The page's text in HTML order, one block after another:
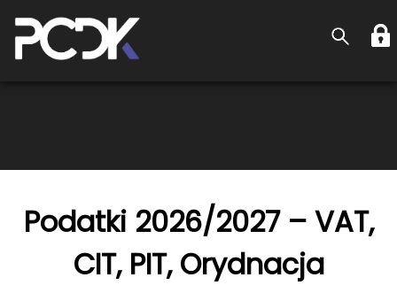
Podatki 2026/2027 – VAT,
CIT, PIT, Orydnacja